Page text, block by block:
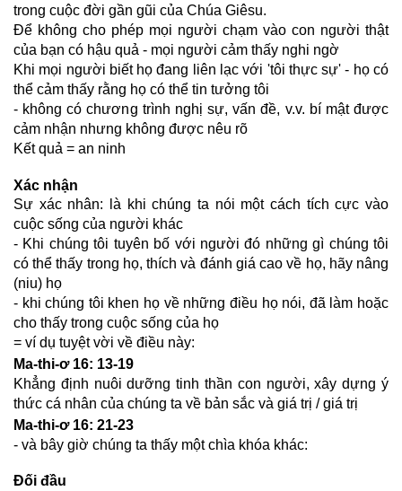
trong cuộc đời gần gũi của Chúa Giêsu.
Để không cho phép mọi người chạm vào con người thật
của bạn có hậu quả - mọi người cảm thấy nghi ngờ
Khi mọi người biết họ đang liên lạc với 'tôi thực sự' - họ có
thể cảm thấy rằng họ có thể tin tưởng tôi
- không có chương trình nghị sự, vấn đề, v.v. bí mật được
cảm nhận nhưng không được nêu rõ
Kết quả = an ninh
Xác nhận
Sự xác nhân: là khi chúng ta nói một cách tích cực vào
cuộc sống của người khác
- Khi chúng tôi tuyên bố với người đó những gì chúng tôi
có thể thấy trong họ, thích và đánh giá cao về họ, hãy nâng
(niu) họ
- khi chúng tôi khen họ về những điều họ nói, đã làm hoặc
cho thấy trong cuộc sống của họ
= ví dụ tuyệt vời về điều này:
Ma-thi-ơ 16: 13-19
Khẳng định nuôi dưỡng tinh thần con người, xây dựng ý
thức cá nhân của chúng ta về bản sắc và giá trị / giá trị
Ma-thi-ơ 16: 21-23
- và bây giờ chúng ta thấy một chìa khóa khác:
Đối đầu